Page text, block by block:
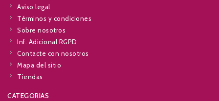
Aviso legal
Términos y condiciones
Sobre nosotros
Inf. Adicional RGPD
Contacte con nosotros
Mapa del sitio
Tiendas
CATEGORIAS